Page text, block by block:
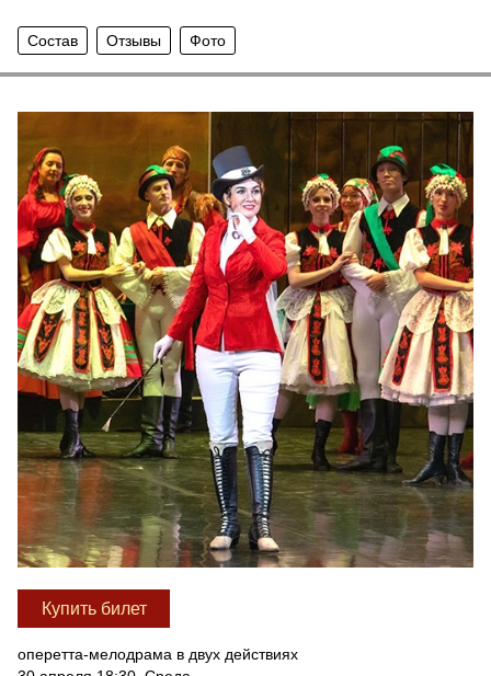
Состав Отзывы Фото
Купить билет
оперетта-мелодрама в двух действиях